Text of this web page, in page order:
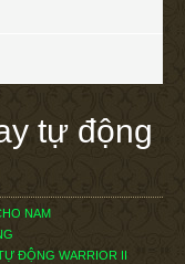
tự động
NAM
ĐỘNG WARRIOR II